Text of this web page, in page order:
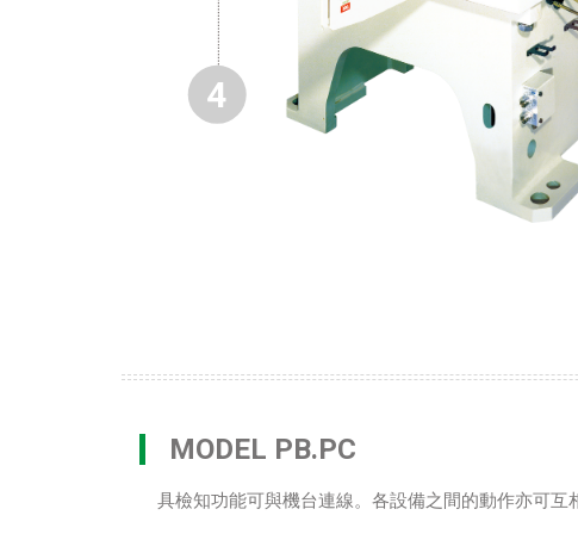
4
MODEL PB.PC
具檢知功能可與機台連線。各設備之間的動作亦可互